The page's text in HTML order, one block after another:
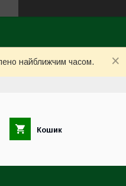
найближчим часом.
Кошик